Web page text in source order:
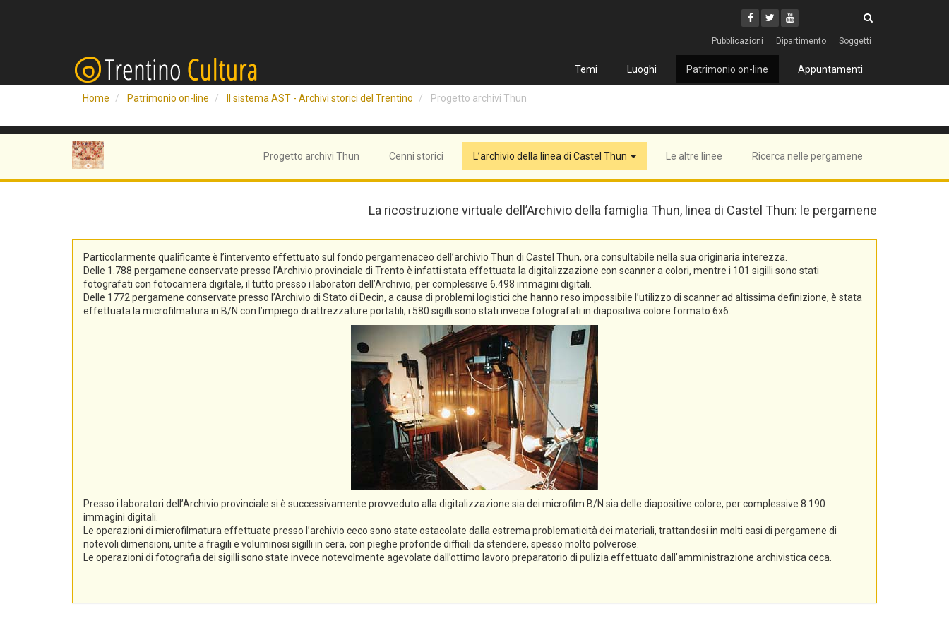
Facebook
Twitter
Youtube
Pubblicazioni Dipartimento Soggetti
Temi Luoghi Patrimonio on-line Appuntamenti
Home Patrimonio on-line Il sistema AST - Archivi storici del Trentino Progetto archivi Thun
Progetto archivi Thun Cenni storici L’archivio della linea di Castel Thun Le altre linee Ricerca nelle pergamene
La ricostruzione virtuale dell’Archivio della famiglia Thun, linea di Castel Thun: le pergamene
Particolarmente qualificante è l’intervento effettuato sul fondo pergamenaceo dell’archivio Thun di Castel Thun, ora consultabile nella sua originaria interezza.
Delle 1.788 pergamene conservate presso l’Archivio provinciale di Trento è infatti stata effettuata la digitalizzazione con scanner a colori, mentre i 101 sigilli sono stati
fotografati con fotocamera digitale, il tutto presso i laboratori dell’Archivio, per complessive 6.498 immagini digitali.
Delle 1772 pergamene conservate presso l’Archivio di Stato di Decin, a causa di problemi logistici che hanno reso impossibile l’utilizzo di scanner ad altissima definizione, è stata
effettuata la microfilmatura in B/N con l’impiego di attrezzature portatili; i 580 sigilli sono stati invece fotografati in diapositiva colore formato 6x6.
Presso i laboratori dell’Archivio provinciale si è successivamente provveduto alla digitalizzazione sia dei microfilm B/N sia delle diapositive colore, per complessive 8.190
immagini digitali.
Le operazioni di microfilmatura effettuate presso l’archivio ceco sono state ostacolate dalla estrema problematicità dei materiali, trattandosi in molti casi di pergamene di
notevoli dimensioni, unite a fragili e voluminosi sigilli in cera, con pieghe profonde difficili da stendere, spesso molto polverose.
Le operazioni di fotografia dei sigilli sono state invece notevolmente agevolate dall’ottimo lavoro preparatorio di pulizia effettuato dall’amministrazione archivistica ceca.